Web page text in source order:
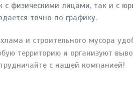
с физическими лицами, так и с
точно по графику.
и строительного мусора
территорию и организуют
с нашей компанией!